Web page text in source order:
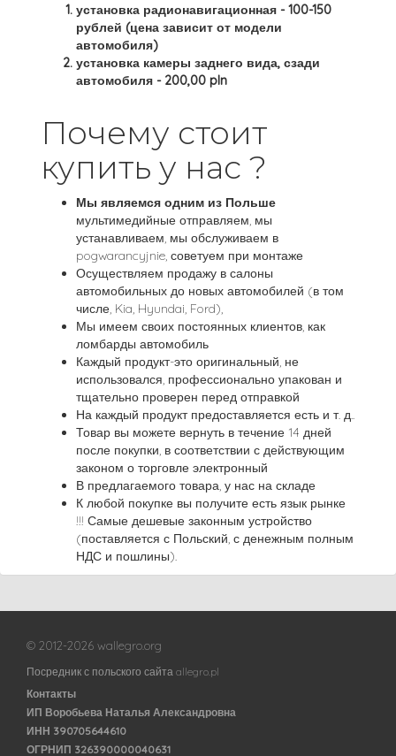
установка радионавигационная - 100-150
рублей (цена зависит от модели
автомобиля)
установка камеры заднего вида, сзади
автомобиля - 200,00 pln
Почему стоит
купить у нас ?
Мы являемся одним из Польше
мультимедийные отправляем, мы
устанавливаем, мы обслуживаем в
pogwarancyjnie, советуем при монтаже
Осуществляем продажу в салоны
автомобильных до новых автомобилей (в том
числе, Kia, Hyundai, Ford),
Мы имеем своих постоянных клиентов, как
ломбарды автомобиль
Каждый продукт-это оригинальный, не
использовался, профессионально упакован и
тщательно проверен перед отправкой
На каждый продукт предоставляется есть и т. д..
Товар вы можете вернуть в течение 14 дней
после покупки, в соответствии с действующим
законом о торговле электронный
В предлагаемого товара, у нас на складе
К любой покупке вы получите есть язык рынке
!!! Самые дешевые законным устройство
(поставляется с Польский, с денежным полным
НДС и пошлины).
© 2012-2026 wallegro.org
Посредник с польского сайта allegro.pl
Контакты
ИП Воробьева Наталья Александровна
ИНН 390705644610
ОГРНИП 326390000040631